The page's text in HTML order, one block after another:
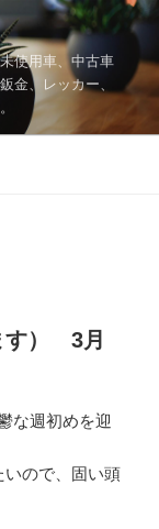
使用車、中古車
金、レッカー、
す） 3月
な週初めを迎
いので、固い頭